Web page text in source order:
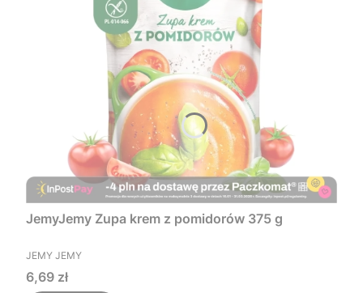
JemyJemy Zupa krem z pomidorów 375 g
PRODUCENT
JEMY JEMY
Cena
6,69 zł